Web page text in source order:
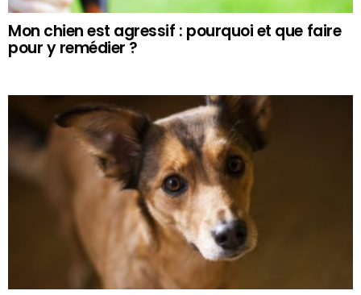
Mon chien est agressif : pourquoi et que faire
pour y remédier ?